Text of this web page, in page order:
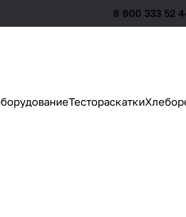
8 800 333 52
Тестораскатки